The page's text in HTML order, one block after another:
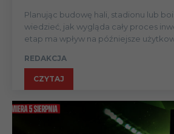
Planując budowę hali, stadionu lub
wiedzieć, jak wygląda cały proces
etap ma wpływ na późniejsze
REDAKCJA
CZYTAJ